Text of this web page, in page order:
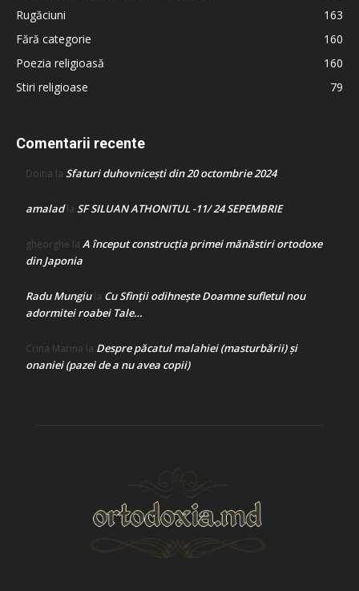
Rugăciuni
163
Fără categorie
160
Poezia religioasă
160
Stiri religioase
79
Comentarii recente
Doina la Sfaturi duhovnicești din 20 octombrie 2024
amaladla SF SILUAN ATHONITUL -11/ 24 SEPEMBRIE
gheorghe la A început construcţia primei mănăstiri ortodoxe
din Japonia
Radu Mungiula Cu Sfinții odihnește Doamne sufletul nou
adormitei roabei Tale…
Crina Marina la Despre păcatul malahiei (masturbării) şi
onaniei (pazei de a nu avea copii)